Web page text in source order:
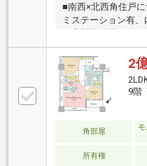
■南西×北西角住戸
ミステーション有
（夜間警備員）、
償）フィットネス
カードによる３重セ
2
9階
角部屋
所有権